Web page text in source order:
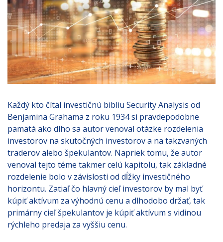
Každý kto čítal investičnú bibliu Security Analysis od
Benjamina Grahama z roku 1934 si pravdepodobne
pamätá ako dlho sa autor venoval otázke rozdelenia
investorov na skutočných investorov a na takzvaných
traderov alebo špekulantov. Napriek tomu, že autor
venoval tejto téme takmer celú kapitolu, tak základné
rozdelenie bolo v závislosti od dĺžky investičného
horizontu. Zatiaľ čo hlavný cieľ investorov by mal byť
kúpiť aktívum za výhodnú cenu a dlhodobo držať, tak
primárny cieľ špekulantov je kúpiť aktívum s vidinou
rýchleho predaja za vyššiu cenu.